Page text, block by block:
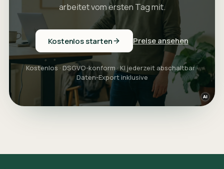
arbeitet vom ersten Tag mit.
Kostenlos starten Preise ansehen
Kostenlos · DSGVO-konform · KI jederzeit abschaltbar ·
Daten-Export inklusive